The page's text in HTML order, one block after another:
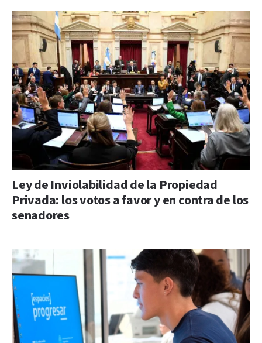
Ley de Inviolabilidad de la Propiedad
Privada: los votos a favor y en contra de los
senadores